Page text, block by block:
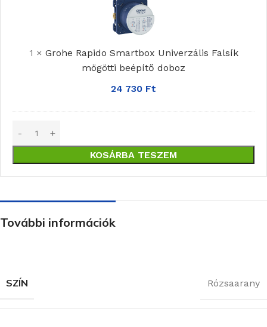
Smartbox Univerzális
Falsík
mögötti
beépítő
doboz
1 × Grohe Rapido Smartbox Univerzális Falsík
mögötti beépítő doboz
24 730 Ft
KOSÁRBA TESZEM
További információk
SZÍN Rózsaarany